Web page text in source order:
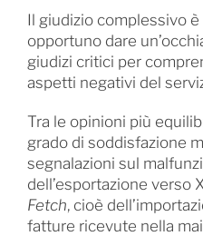
Il giudizio complessivo
opportuno dare
giudizi critici per
aspetti negativi del
Tra le opinioni più
grado di soddisfazione
segnalazioni sul
dell’esportazione verso
Fetch, cioè
fatture ricevute nella